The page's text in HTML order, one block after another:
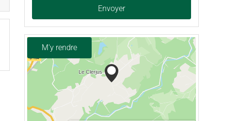
Envoyer
M'y rendre